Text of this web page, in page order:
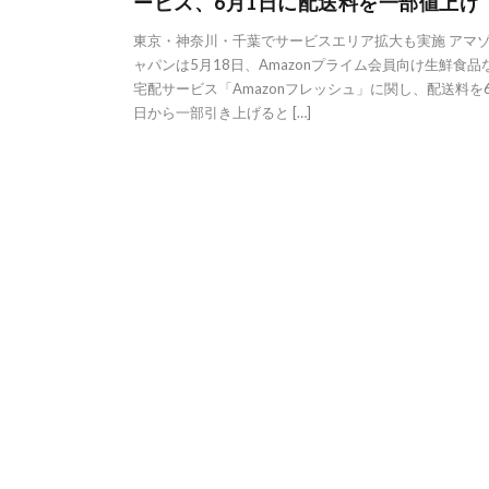
東京・神奈川・千葉でサービスエリア拡大も実施 アマ
ャパンは5月18日、Amazonプライム会員向け生鮮食品
宅配サービス「Amazonフレッシュ」に関し、配送料を
日から一部引き上げると […]